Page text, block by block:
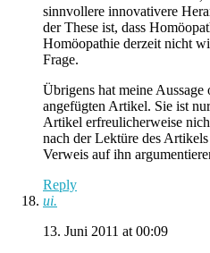
sinnvollere innovativere
der These ist, dass
Homöopathie derzeit nicht
Frage.
Übrigens hat meine
angefügten Artikel. Sie ist
Artikel erfreulicherweise
nach der Lektüre des
Verweis auf ihn
Reply
ui.
13. Juni 2011 at 00:09